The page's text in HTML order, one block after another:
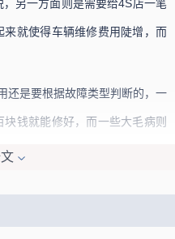
另一方面则是需要给4S店一笔
就使得车辆维修费用陡增，而
还是要根据故障类型判断的，一
钱就能修好，而一些大毛病则
择在4S店修车也会更贵，如果